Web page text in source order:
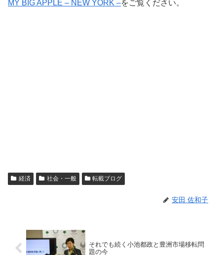
MY BIG APPLE – NEW YORK –をご覧ください。
経済 社会・一般 転載ブログ
安田 佐和子
それでも続く小池都政と豊洲市場移転問
題の今